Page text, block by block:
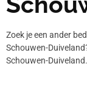
Zoek je een ander
Schouwen-
Schouwen-Duiveland.